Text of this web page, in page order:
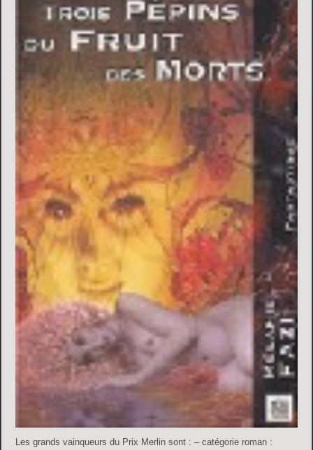
Les grands vainqueurs du Prix Merlin sont : – catégorie roman :